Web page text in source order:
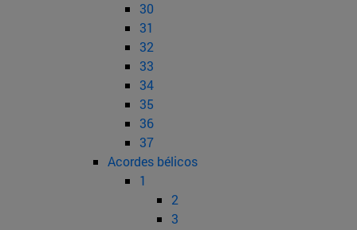
30
31
32
33
34
35
36
37
Acordes bélicos
1
2
3